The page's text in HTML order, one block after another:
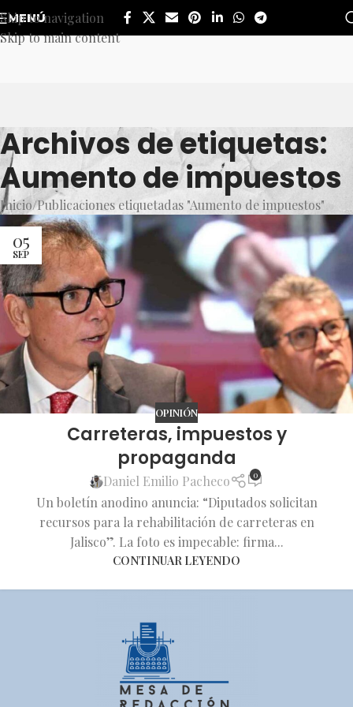
Skip to navigation
Skip to main content
MENÚ
Archivos de etiquetas:
Aumento de impuestos
Inicio Publicaciones etiquetadas "Aumento de impuestos"
05
SEP
OPINIÓN
Carreteras, impuestos y
propaganda
Daniel Emilio Pacheco 0
Un boletín anodino anuncia: “Diputados solicitan
recursos para la rehabilitación de carreteras en
Jalisco”. La foto es impecable: firma...
CONTINUAR LEYENDO